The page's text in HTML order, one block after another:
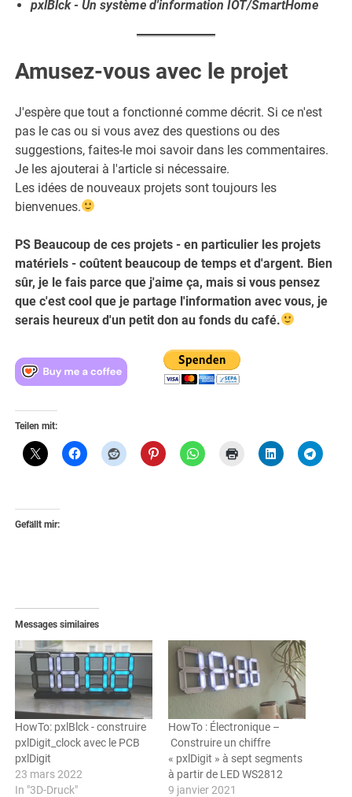
pxlBlck - Un système d'information IOT/SmartHome
Amusez-vous avec le projet
J'espère que tout a fonctionné comme décrit. Si ce n'est
pas le cas ou si vous avez des questions ou des
suggestions, faites-le moi savoir dans les commentaires.
Je les ajouterai à l'article si nécessaire.
Les idées de nouveaux projets sont toujours les
bienvenues.
PS Beaucoup de ces projets - en particulier les projets
matériels - coûtent beaucoup de temps et d'argent. Bien
sûr, je le fais parce que j'aime ça, mais si vous pensez
que c'est cool que je partage l'information avec vous, je
serais heureux d'un petit don au fonds du café.
Teilen mit:
Gefällt mir:
Messages similaires
HowTo: pxlBlck - construire
pxlDigit_clock avec le PCB
pxlDigit
23 mars 2022
In "3D-Druck"
HowTo : Électronique –
Construire un chiffre
« pxlDigit » à sept segments
à partir de LED WS2812
9 janvier 2021